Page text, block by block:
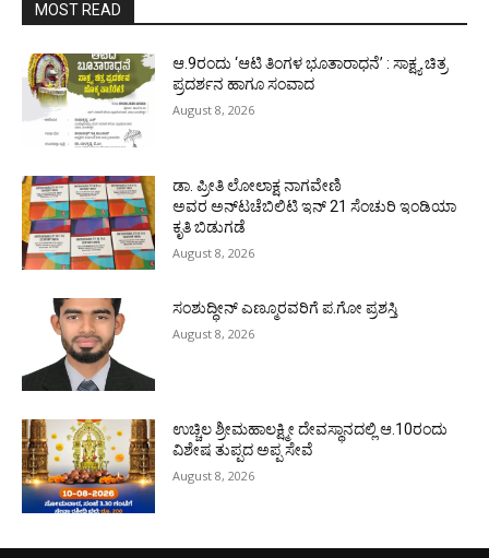
MOST READ
ಆ.9ರಂದು ‘ಆಟಿ ತಿಂಗಳ ಭೂತಾರಾಧನೆ’ : ಸಾಕ್ಷ್ಯ ಚಿತ್ರ
ಪ್ರದರ್ಶನ ಹಾಗೂ ಸಂವಾದ
August 8, 2026
ಡಾ. ಪ್ರೀತಿ ಲೋಲಾಕ್ಷ ನಾಗವೇಣಿ
ಅವರ ಅನ್‌ಟಚೆಬಿಲಿಟಿ ಇನ್ 21 ಸೆಂಚುರಿ ಇಂಡಿಯಾ
ಕೃತಿ ಬಿಡುಗಡೆ
August 8, 2026
ಸಂಶುದ್ಧೀನ್ ಎಣ್ಮೂರವರಿಗೆ ಪ.ಗೋ ಪ್ರಶಸ್ತಿ
August 8, 2026
ಉಚ್ಚಿಲ ಶ್ರೀಮಹಾಲಕ್ಷ್ಮೀ ದೇವಸ್ಥಾನದಲ್ಲಿ ಆ.10ರಂದು
ವಿಶೇಷ ತುಪ್ಪದ ಅಪ್ಪ ಸೇವೆ
August 8, 2026